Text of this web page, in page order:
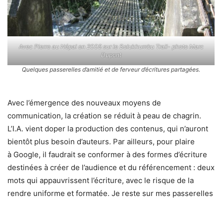
Avec Pierre au Népal en 2009 sur le Solukhumbu Trail- photo Marc
Dupont
Quelques passerelles d’amitié et de ferveur d’écritures partagées.
Avec l’émergence des nouveaux moyens de
communication, la création se réduit à peau de chagrin.
L’I.A. vient doper la production des contenus, qui n’auront
bientôt plus besoin d’auteurs. Par ailleurs, pour plaire
à Google, il faudrait se conformer à des formes d’écriture
destinées à créer de l’audience et du référencement : deux
mots qui appauvrissent l’écriture, avec le risque de la
rendre uniforme et formatée. Je reste sur mes passerelles